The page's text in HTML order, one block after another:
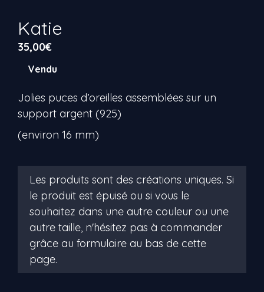
Katie
35,00€
Vendu
Jolies puces d’oreilles assemblées sur un
support argent (925)
(environ 16 mm)